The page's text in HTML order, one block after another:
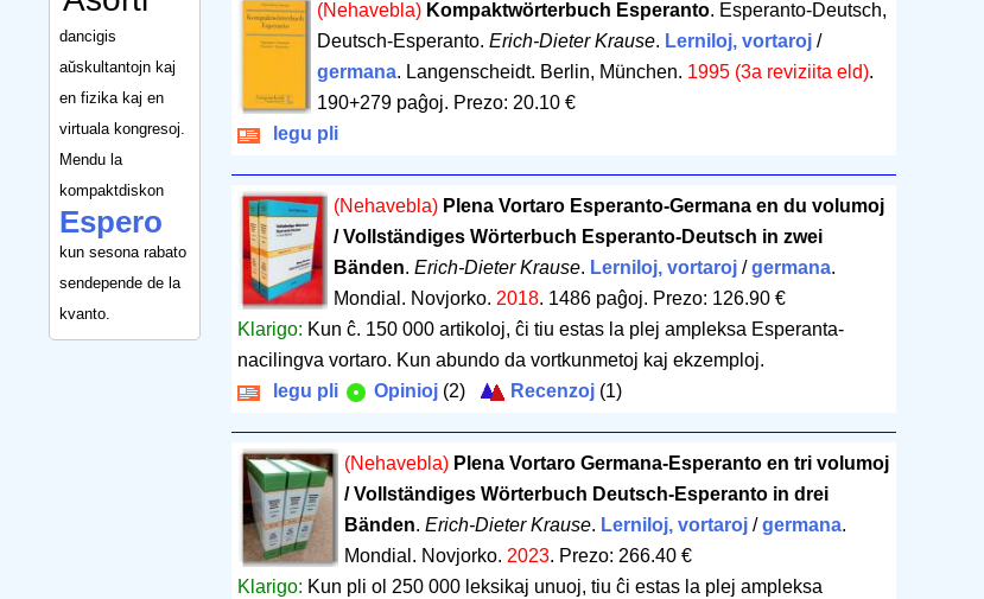
dancigis
aŭskultantojn kaj
en fizika kaj en
virtuala kongresoj.
Mendu la
kompaktdiskon
Espero
kun sesona rabato
sendepende de la
kvanto.
(Nehavebla) Kompaktwörterbuch Esperanto. Esperanto-Deutsch,
Deutsch-Esperanto. Erich-Dieter Krause. Lerniloj, vortaroj/
germana. Langenscheidt. Berlin, München. 1995 (3a reviziita eld).
190+279 paĝoj. Prezo: 20.10 €
legu pli
(Nehavebla) Plena Vortaro Esperanto-Germana en du volumoj
/ Vollständiges Wörterbuch Esperanto-Deutsch in zwei
Bänden.Erich-Dieter Krause. Lerniloj, vortaroj /germana.
Mondial. Novjorko. 2018. 1486 paĝoj. Prezo: 126.90 €
Klarigo: Kun ĉ. 150 000 artikoloj, ĉi tiu estas la plej ampleksa Esperanta-
nacilingva vortaro. Kun abundo da vortkunmetoj kaj ekzemploj.
legu pli
Opinioj (2) Recenzoj (1)
(Nehavebla) Plena Vortaro Germana-Esperanto en tri volumoj
/ Vollständiges Wörterbuch Deutsch-Esperanto in drei
Bänden. Erich-Dieter Krause. Lerniloj, vortaroj/germana.
Mondial. Novjorko. 2023. Prezo: 266.40 €
Klarigo: Kun pli ol 250 000 leksikaj unuoj, tiu ĉi estas la plej ampleksa